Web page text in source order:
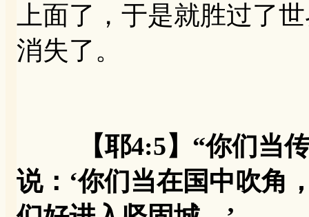
上面了，于是就胜过了
消失了。
【耶4:5】“你们当
说：‘你们当在国中吹角